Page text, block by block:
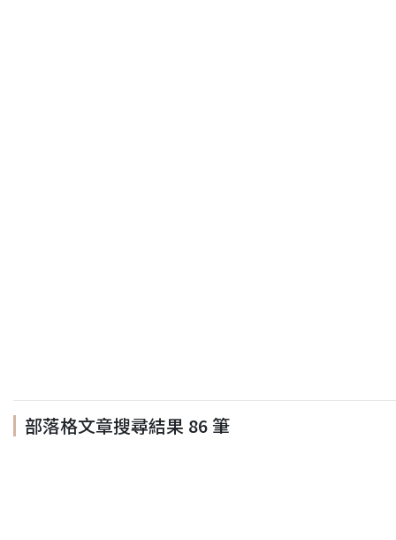
部落格文章搜尋結果 86 筆